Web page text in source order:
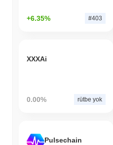
+6.35% #403
XXXAi
0.00% rütbe yok
Pulsechain